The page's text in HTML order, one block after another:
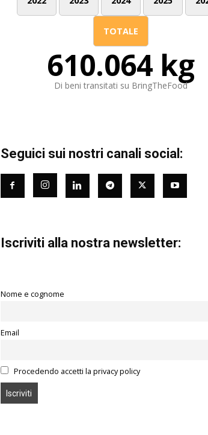
TOTALE
610.064 kg
Di beni transitati su BringTheFood
Seguici sui nostri canali social:
Iscriviti alla nostra newsletter:
Nome e cognome
Email
Procedendo accetti la privacy policy